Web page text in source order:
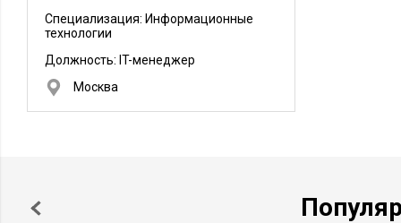
Специализация: Информационные
технологии
Должность: IT-менеджер
Москва